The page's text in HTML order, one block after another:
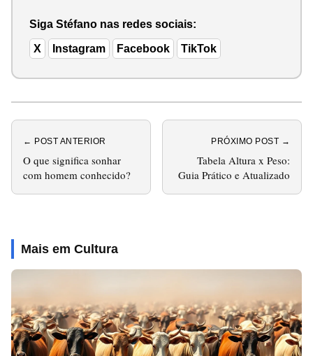
Siga Stéfano nas redes sociais:
X Instagram Facebook TikTok
← POST ANTERIOR
O que significa sonhar
com homem conhecido?
PRÓXIMO POST →
Tabela Altura x Peso:
Guia Prático e Atualizado
Mais em Cultura